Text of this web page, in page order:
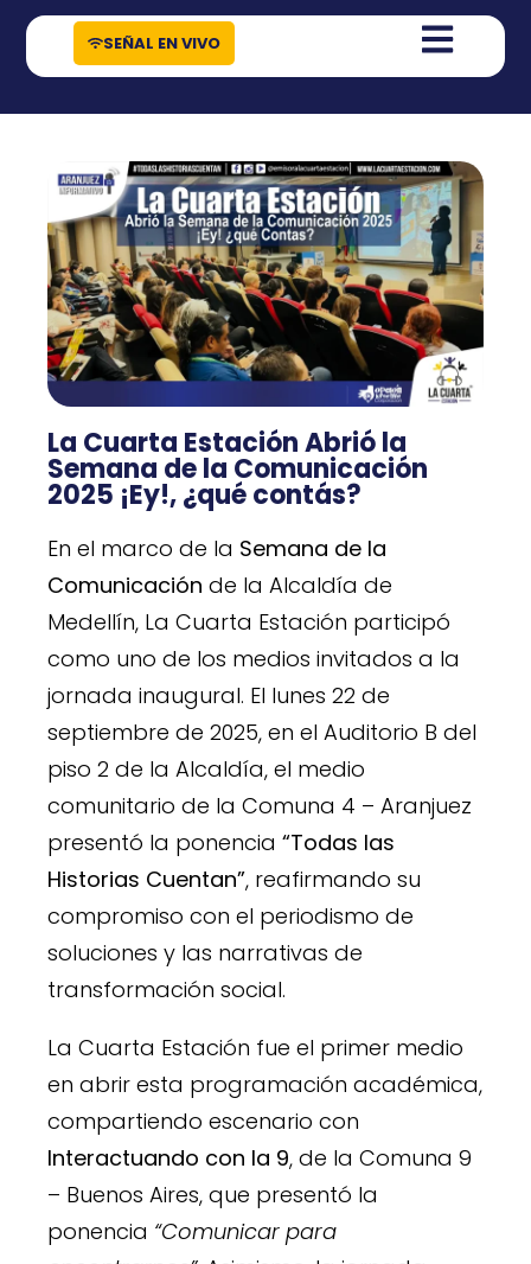
contenido
SEÑAL EN VIVO
La Cuarta Estación Abrió la
Semana de la Comunicación
2025 ¡Ey!, ¿qué contás?
En el marco de la Semana de la
Comunicación de la Alcaldía de
Medellín, La Cuarta Estación participó
como uno de los medios invitados a la
jornada inaugural. El lunes 22 de
septiembre de 2025, en el Auditorio B del
piso 2 de la Alcaldía, el medio
comunitario de la Comuna 4 – Aranjuez
presentó la ponencia “Todas las
Historias Cuentan”, reafirmando su
compromiso con el periodismo de
soluciones y las narrativas de
transformación social.
La Cuarta Estación fue el primer medio
en abrir esta programación académica,
compartiendo escenario con
Interactuando con la 9, de la Comuna 9
– Buenos Aires, que presentó la
ponencia “Comunicar para